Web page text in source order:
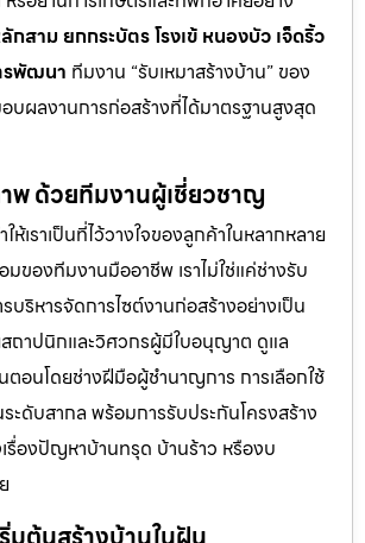
สาม ยกกระบัตร โรงเข้ หนองบัว เจ็ดริ้ว
รพัฒนา ทีมงาน “รับเหมาสร้างบ้าน” ของ
บผลงานการก่อสร้างที่ได้มาตรฐานสูงสุด
พ ด้วยทีมงานผู้เชี่ยวชาญ
ห้เราเป็นที่ไว้วางใจของลูกค้าในหลากหลาย
ของทีมงานมืออาชีพ เราไม่ใช่แค่ช่างรับ
บริหารจัดการไซต์งานก่อสร้างอย่างเป็น
ถาปนิกและวิศวกรผู้มีใบอนุญาต ดูแล
อนโดยช่างฝีมือผู้ชำนาญการ การเลือกใช้
ะดับสากล พร้อมการรับประกันโครงสร้าง
รื่องปัญหาบ้านทรุด บ้านร้าว หรืองบ